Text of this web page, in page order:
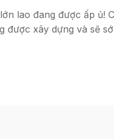
lao đang được ấp ủ!
được xây dựng và sẽ